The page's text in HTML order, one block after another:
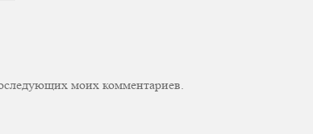
моих комментариев.